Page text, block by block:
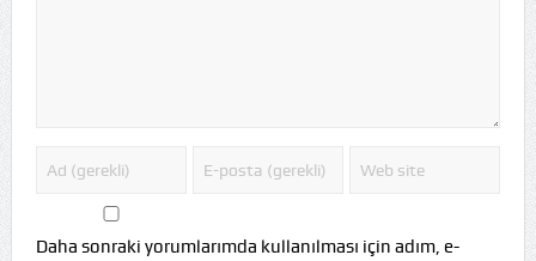
Daha sonraki yorumlarımda kullanılması için adım, e-